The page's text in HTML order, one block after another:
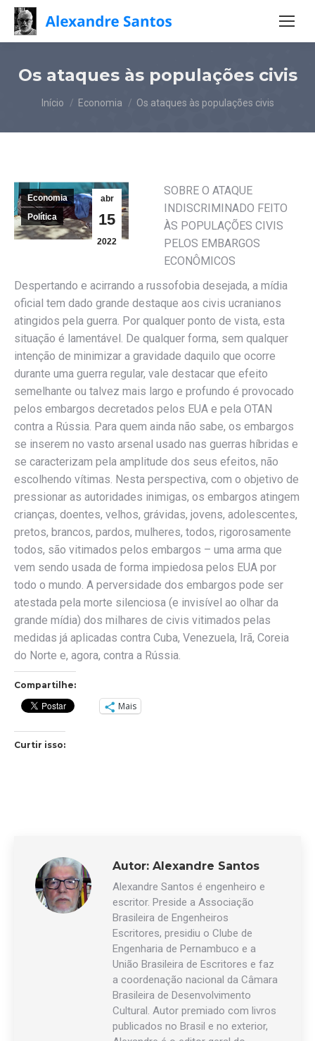
Os ataques às populações civis
Você está aqui:
Início Economia Os ataques às populações civis
abr
15
2022
Economia
Política
SOBRE O ATAQUE
INDISCRIMINADO FEITO
ÀS POPULAÇÕES CIVIS
PELOS EMBARGOS
ECONÔMICOS
Despertando e acirrando a russofobia desejada, a mídia
oficial tem dado grande destaque aos civis ucranianos
atingidos pela guerra. Por qualquer ponto de vista, esta
situação é lamentável. De qualquer forma, sem qualquer
intenção de minimizar a gravidade daquilo que ocorre
durante uma guerra regular, vale destacar que efeito
semelhante ou talvez mais largo e profundo é provocado
pelos embargos decretados pelos EUA e pela OTAN
contra a Rússia. Para quem ainda não sabe, os embargos
se inserem no vasto arsenal usado nas guerras híbridas e
se caracterizam pela amplitude dos seus efeitos, não
escolhendo vítimas. Nesta perspectiva, com o objetivo de
pressionar as autoridades inimigas, os embargos atingem
crianças, doentes, velhos, grávidas, jovens, adolescentes,
pretos, brancos, pardos, mulheres, todos, rigorosamente
todos, são vitimados pelos embargos – uma arma que
vem sendo usada de forma impiedosa pelos EUA por
todo o mundo. A perversidade dos embargos pode ser
atestada pela morte silenciosa (e invisível ao olhar da
grande mídia) dos milhares de civis vitimados pelas
medidas já aplicadas contra Cuba, Venezuela, Irã, Coreia
do Norte e, agora, contra a Rússia.
Compartilhe:
Mais
Curtir isso:
Autor: Alexandre Santos
Alexandre Santos é engenheiro e
escritor. Preside a Associação
Brasileira de Engenheiros
Escritores, presidiu o Clube de
Engenharia de Pernambuco e a
União Brasileira de Escritores e faz
a coordenação nacional da Câmara
Brasileira de Desenvolvimento
Cultural. Autor premiado com livros
publicados no Brasil e no exterior,